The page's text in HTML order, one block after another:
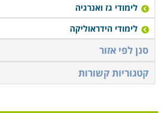
לימודי גז ואנרגיה
לימודי הידראוליקה
סנן לפי אזור
קטגוריות קשורות